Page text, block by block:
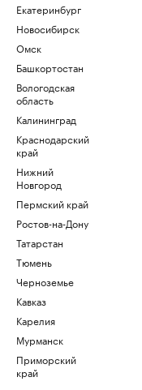
Екатеринбург
Новосибирск
Омск
Башкортостан
Вологодская
область
Калининград
Краснодарский
край
Нижний
Новгород
Пермский край
Ростов-на-Дону
Татарстан
Тюмень
Черноземье
Кавказ
Карелия
Мурманск
Приморский
край